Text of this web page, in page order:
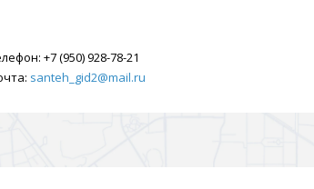
+7 (950) 928-78-21
santeh_gid2@mail.ru